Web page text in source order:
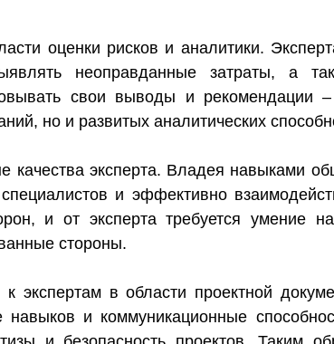
оценки рисков и аналитики.
неоправданные затраты, а
свои выводы и рекомендации
но и развитых аналитических
эксперта. Владея навыками
и эффективно
и от эксперта требуется умение
стороны.
экспертам в области проектной
навыков и коммуникационные